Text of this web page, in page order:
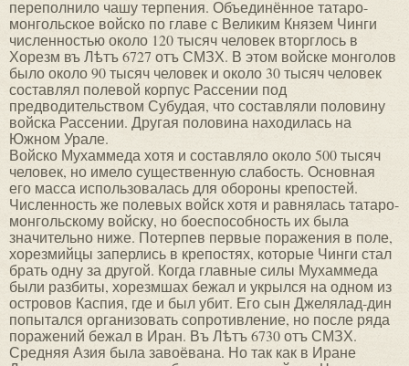
переполнило чашу терпения. Объединённое татаро-
монгольское войско по главе с Великим Князем Чинги
численностью около 120 тысяч человек вторглось в
Хорезм въ Лѣтъ 6727 отъ СМЗХ. В этом войске монголов
было около 90 тысяч человек и около 30 тысяч человек
составлял полевой корпус Рассении под
предводительством Субудая, что составляли половину
войска Рассении. Другая половина находилась на
Южном Урале.
Войско Мухаммеда хотя и составляло около 500 тысяч
человек, но имело существенную слабость. Основная
его масса использовалась для обороны крепостей.
Численность же полевых войск хотя и равнялась татаро-
монгольскому войску, но боеспособность их была
значительно ниже. Потерпев первые поражения в поле,
хорезмийцы заперлись в крепостях, которые Чинги стал
брать одну за другой. Когда главные силы Мухаммеда
были разбиты, хорезмшах бежал и укрылся на одном из
островов Каспия, где и был убит. Его сын Джелялад-дин
попытался организовать сопротивление, но после ряда
поражений бежал в Иран. Въ Лѣтъ 6730 отъ СМЗХ.
Средняя Азия была завоёвана. Но так как в Иране